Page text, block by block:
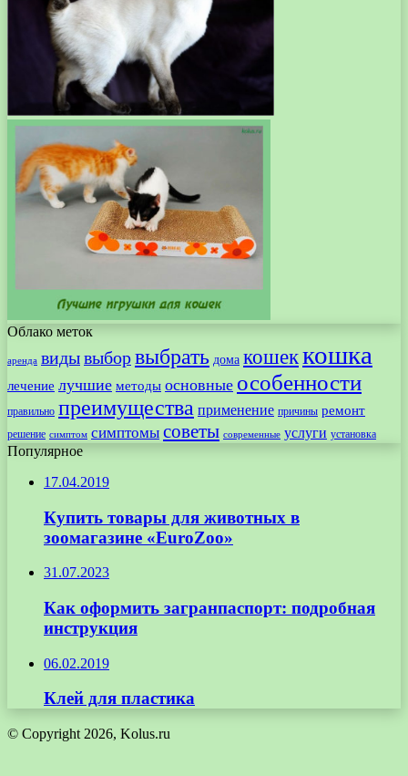
Облако меток
аренда видывыборвыбрать дома кошеккошка
лечение лучшие методы основные особенности
правильно преимущества применение причины ремонт
решение симптом симптомы советы современные услуги установка
Популярное
17.04.2019
Купить товары для животных в
зоомагазине «EuroZoo»
31.07.2023
Как оформить загранпаспорт: подробная
инструкция
06.02.2019
Клей для пластика
© Copyright 2026, Kolus.ru